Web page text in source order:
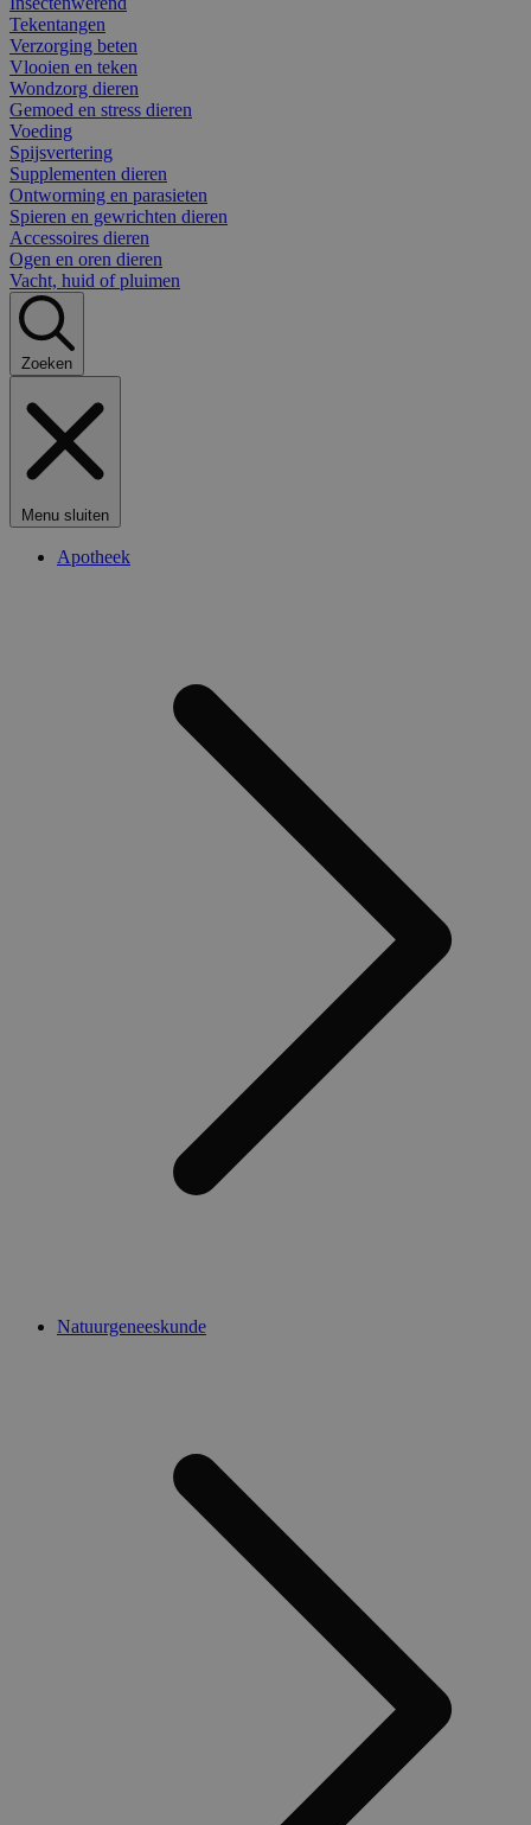
Tekentangen
Verzorging beten
Vlooien en teken
Wondzorg dieren
Gemoed en stress dieren
Voeding
Spijsvertering
Supplementen dieren
Ontworming en parasieten
Spieren en gewrichten dieren
Accessoires dieren
Ogen en oren dieren
Vacht, huid of pluimen
Zoeken
Menu sluiten
Apotheek
Natuurgeneeskunde